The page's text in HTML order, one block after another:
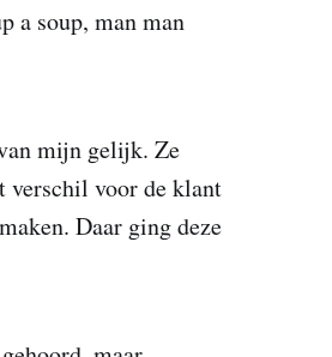
a soup, man man
mijn gelijk. Ze
verschil voor de klant
Daar ging deze